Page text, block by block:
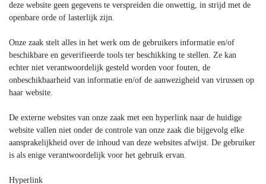
deze website geen gegevens te verspreiden die onwettig, in strijd met de
openbare orde of lasterlijk zijn.
Onze zaak stelt alles in het werk om de gebruikers informatie en/of
beschikbare en geverifieerde tools ter beschikking te stellen. Ze kan
echter niet verantwoordelijk gesteld worden voor fouten, de
onbeschikbaarheid van informatie en/of de aanwezigheid van virussen op
haar website.
De externe websites van onze zaak met een hyperlink naar de huidige
website vallen niet onder de controle van onze zaak die bijgevolg elke
aansprakelijkheid over de inhoud van deze websites afwijst. De gebruiker
is als enige verantwoordelijk voor het gebruik ervan.
Hyperlink